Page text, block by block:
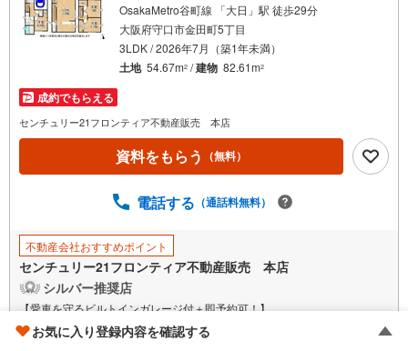
OsakaMetro谷町線 「大日」駅 徒歩29分
大阪府守口市金田町5丁目
3LDK / 2026年7月（築1年未満）
土地 54.67m2 /建物 82.61m2
成約でもらえる
センチュリー21フロンティア不動産販売 本店
資料をもらう （無料）
電話する （通話料無料）
不動産会社おすすめポイント
センチュリー21フロンティア不動産販売 本店
シルバー推奨店
【愛車を守るビルトインガレージ付＋即予約可！】
■全居室収納完備で室内スッキリ
■開放感溢れるLDK15帖
お気に入り登録内容を確認する